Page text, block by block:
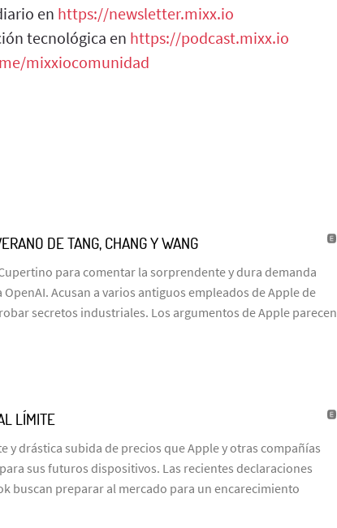
en https://newsletter.mixx.io
tecnológica en https://podcast.mixx.io
mixxiocomunidad
DE TANG, CHANG Y WANG
para comentar la sorprendente y dura demanda
Acusan a varios antiguos empleados de Apple de
secretos industriales. Los argumentos de Apple parecen
LÍMITE
y drástica subida de precios que Apple y otras compañías
sus futuros dispositivos. Las recientes declaraciones
buscan preparar al mercado para un encarecimiento